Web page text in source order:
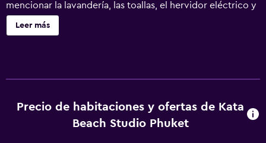
mencionar la lavandería, las toallas, el hervidor eléctrico y
el comedor.
Leer más
Precio de habitaciones y ofertas de Kata
Beach Studio Phuket